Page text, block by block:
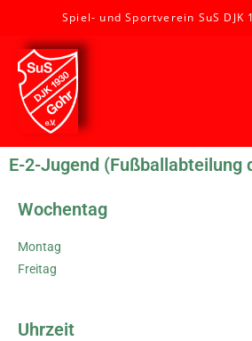
Spiel- und Sportverein SuS DJK
E-2-Jugend (Fußballabteilung
Wochentag
Montag
Freitag
Uhrzeit